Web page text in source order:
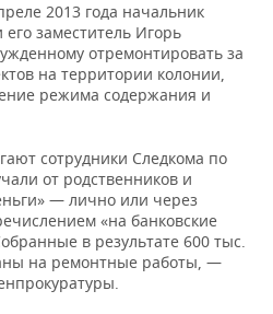
2013 года начальник
заместитель Игорь
отремонтировать за
на территории колонии,
режима содержания и
сотрудники Следкома по
от родственников и
— лично или через
«на банковские
в результате 600 тыс.
на ремонтные работы, —